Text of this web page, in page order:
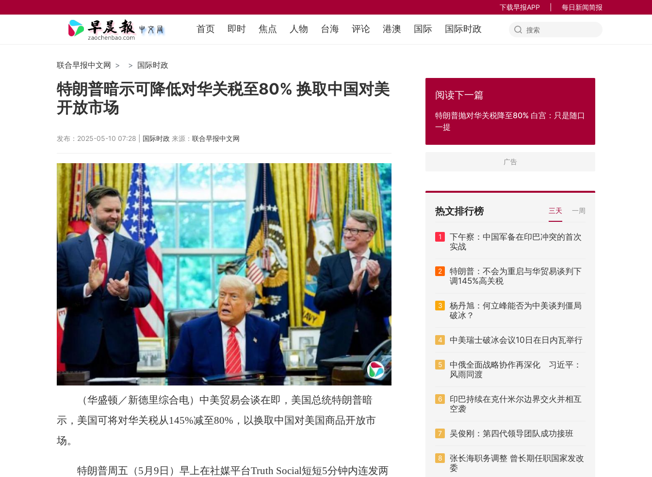
下载早报APP 每日新闻简报
首页 即时 焦点 人物 台海 评论 港澳 国际 国际时政
联合早报中文网 国际时政
特朗普暗示可降低对华关税至80% 换取中国对美
开放市场
发布：2025-05-10 07:28 | 国际时政 来源： 联合早报中文网
（华盛顿／新德里综合电）中美贸易会谈在即，美国总统特朗普暗
示，美国可将对华关税从145%减至80%，以换取中国对美国商品开放市
场。
特朗普周五（5月9日）早上在社媒平台Truth Social短短5分钟内连发两
阅读下一篇
特朗普抛对华关税降至80% 白宫：只是随口
一提
热文排行榜 三天 一周
1
下午察：中国军备在印巴冲突的首次
实战
2
特朗普：不会为重启与华贸易谈判下
调145%高关税
3
杨丹旭：何立峰能否为中美谈判僵局
破冰？
4 中美瑞士破冰会议10日在日内瓦举行
5
中俄全面战略协作再深化 习近平：
风雨同渡
6
印巴持续在克什米尔边界交火并相互
空袭
7 吴俊刚：第四代领导团队成功接班
8
张长海职务调整 曾长期任职国家发改
委